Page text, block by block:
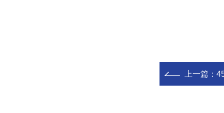
上一篇：